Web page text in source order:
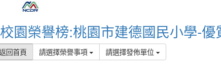
校園榮譽榜:桃園市建德國民小學-優
回首頁 請選擇榮譽事項 請選擇發佈單位